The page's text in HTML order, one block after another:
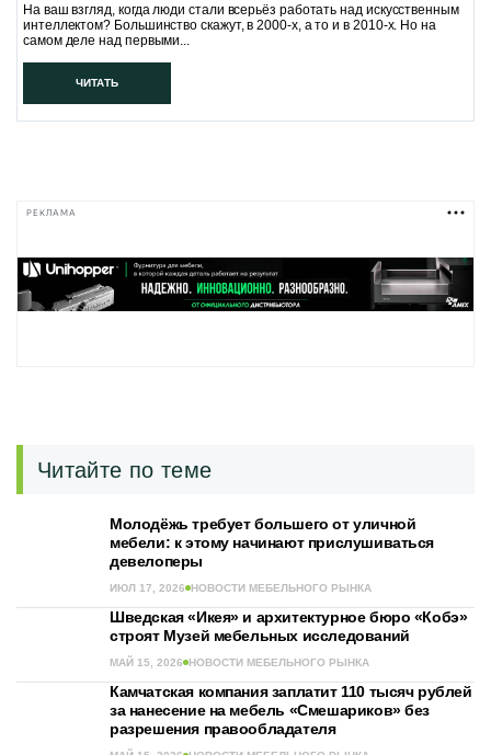
На ваш взгляд, когда люди стали всерьёз работать над искусственным
интеллектом? Большинство скажут, в 2000-х, а то и в 2010-х. Но на
самом деле над первыми...
ЧИТАТЬ
РЕКЛАМА
Читайте по теме
Молодёжь требует большего от уличной
мебели: к этому начинают прислушиваться
девелоперы
ИЮЛ 17, 2026 НОВОСТИ МЕБЕЛЬНОГО РЫНКА
Шведская «Икея» и архитектурное бюро «Кобэ»
строят Музей мебельных исследований
МАЙ 15, 2026 НОВОСТИ МЕБЕЛЬНОГО РЫНКА
Камчатская компания заплатит 110 тысяч рублей
за нанесение на мебель «Смешариков» без
разрешения правообладателя